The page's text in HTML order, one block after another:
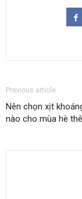
Previous article
Nên chọn xịt
nào cho mùa hè